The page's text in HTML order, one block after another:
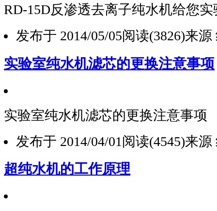
RD-15D反渗透去离子纯水机给您
发布于 2014/05/05阅读(3826)来源
实验室纯水机滤芯的更换注意事项
实验室纯水机滤芯的更换注意事项
发布于 2014/04/01 阅读(4545)来源
超纯水机的工作原理